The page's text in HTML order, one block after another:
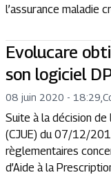
l’assurance maladie
Evolucare
son logiciel
08 juin 2020 - 18:29
Suite à la décision de
(CJUE) du 07/12/
règlementaires
d’Aide à la